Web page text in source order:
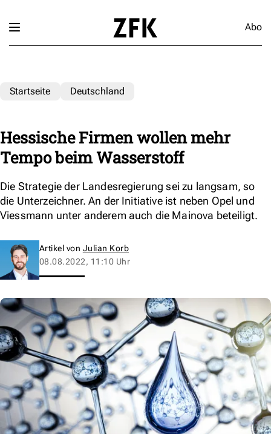
Abo
Startseite Deutschland
Hessische Firmen wollen mehr
Tempo beim Wasserstoff
Die Strategie der Landesregierung sei zu langsam, so
die Unterzeichner. An der Initiative ist neben Opel und
Viessmann unter anderem auch die Mainova beteiligt.
Artikel von Julian Korb
08.08.2022, 11:10 Uhr